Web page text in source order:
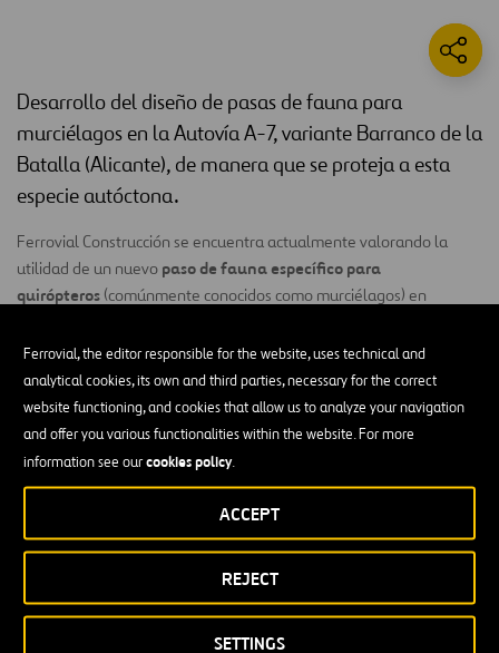
Ferrovial, the editor responsible for the website, uses technical and
analytical cookies, its own and third parties, necessary for the correct
website functioning, and cookies that allow us to analyze your navigation
and offer you various functionalities within the website. For more
information see ourcookies policy.
SETTINGS
REJECT
ACCEPT
Desarrollo del diseño de pasas de fauna para
murciélagos en la Autovía A-7, variante Barranco de la
Batalla (Alicante), de manera que se proteja a esta
especie autóctona.
Ferrovial Construcción se encuentra actualmente valorando la
utilidad de un nuevo paso de fauna específico para
quirópteros (comúnmente conocidos como murciélagos) en
objetivo es diseñar y construir una alternativa al actual paso de
esta especie.
Ante la singularidad en los desplazamientos de los murciélagos,
Ferrovial Construcción propone una estructura ligera que cumpla
con el objetivo de evitar procesos de fragmentación de las
los sobrecostes propios de una gran infraestructura de paso como
un falso túnel.
Además, esta solución incluiría también unperíodo de evaluación
y seguimientode la nueva estructura a fin de verificar tanto el